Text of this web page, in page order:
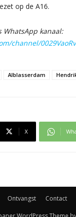
op de A16.
WhatsApp kanaal:
channel/
Alblasserdam
X
Ontvangst Contact